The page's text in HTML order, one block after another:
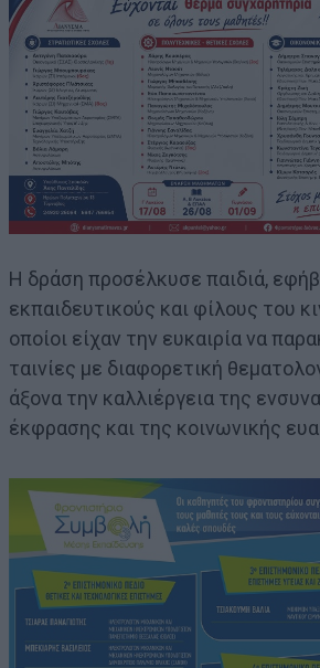
Η δράση προσέλκυσε παιδιά,
εκπαιδευτικούς και φίλους του
οποίοι είχαν την ευκαιρία να
ταινίες με διαφορετική
άξονα την καλλιέργεια της
έκφρασης και της κοινωνικής